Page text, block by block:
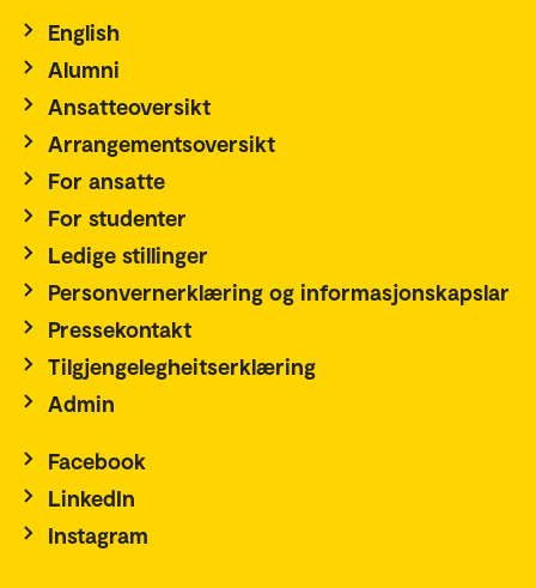
English
Alumni
Ansatteoversikt
Arrangementsoversikt
For ansatte
For studenter
Ledige stillinger
Personvernerklæring og informasjonskapslar
Pressekontakt
Tilgjengelegheitserklæring
Admin
Facebook
LinkedIn
Instagram